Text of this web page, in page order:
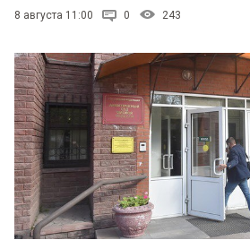
8 августа 11:00 0 243